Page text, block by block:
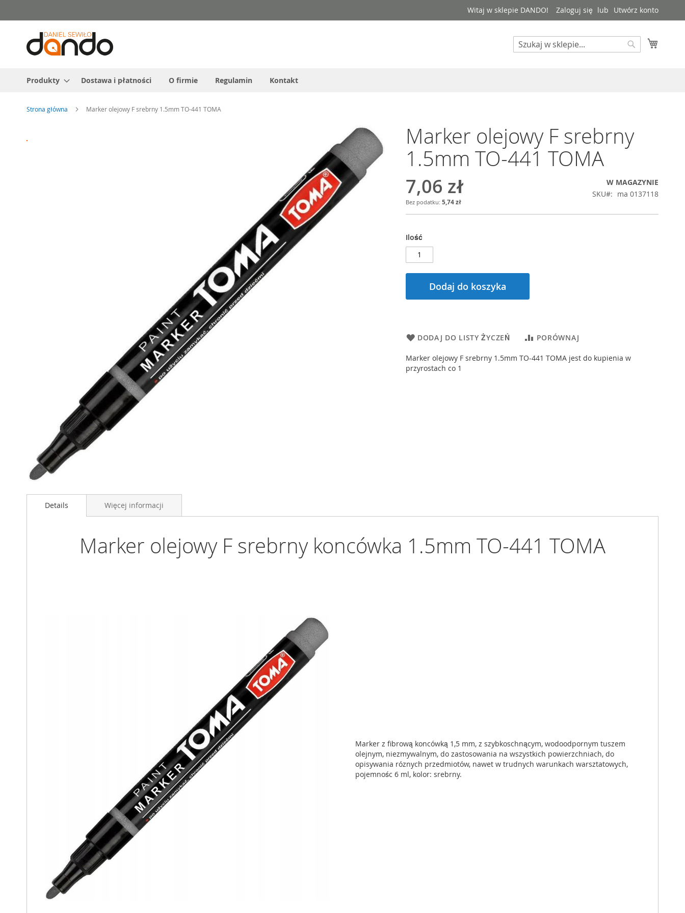
do
treści
Witaj w sklepie DANDO! Zaloguj się Utwórz konto
Search
Produkty Dostawa i płatności O firmie Regulamin Kontakt
Strona główna Marker olejowy F srebrny 1.5mm TO-441 TOMA
na
na
początek
Marker olejowy F srebrny
1.5mm TO-441 TOMA
7,06 zł
5,74 zł
W MAGAZYNIE
SKU
ma 0137118
Ilość
Dodaj do koszyka
DODAJ DO LISTY ŻYCZEŃ PORÓWNAJ
Marker olejowy F srebrny 1.5mm TO-441 TOMA jest do kupienia w
przyrostach co 1
Details
Marker olejowy F srebrny koncówka 1.5mm TO-441 TOMA
Marker z fibrową koncówką 1,5 mm, z szybkoschnącym, wodoodpornym tuszem
olejnym, niezmywalnym, do zastosowania na wszystkich powierzchniach, do
opisywania róznych przedmiotów, nawet w trudnych warunkach warsztatowych,
pojemnośc 6 ml, kolor: srebrny.
Więcej informacji